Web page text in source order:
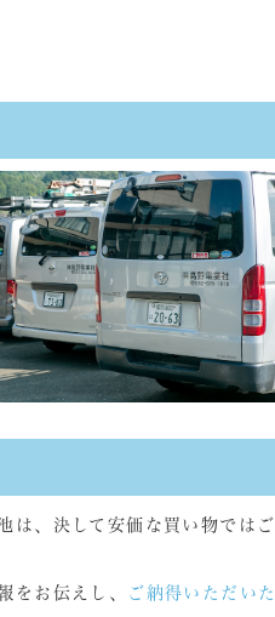
は、決して安価な買い物ではご
をお伝えし、
ご納得いただいた